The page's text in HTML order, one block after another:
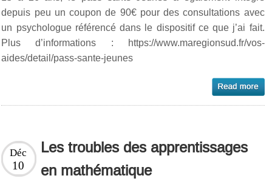
depuis peu un coupon de 90€ pour des consultations avec
un psychologue référencé dans le dispositif ce que j’ai fait.
Plus d’informations : https://www.maregionsud.fr/vos-
aides/detail/pass-sante-jeunes
Les troubles des apprentissages
en mathématique
Déc
10